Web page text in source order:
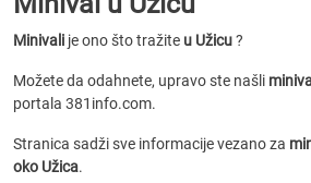
Minivali je ono što tražite u Užicu?
Možete da odahnete, upravo ste našli
portala 381info.com.
Stranica sadži sve informacije vezano za
oko Užica.